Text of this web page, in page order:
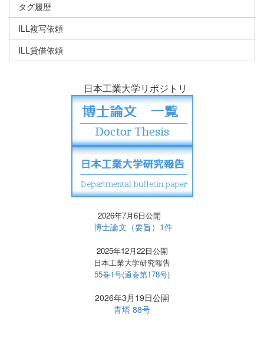
タグ履歴
ILL複写依頼
ILL貸借依頼
日本工業大学リポジトリ
2026年7月6日公開
博士論文（要旨）1件
2025年12月22日公開
日本工業大学研究報告
55巻1号(通巻第178号)
2026年3月19日公開
青塔 88号